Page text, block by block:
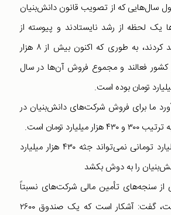
سال‌هایی که از تصویب قانون دانش‌بنیان
یک لحظه از رشد نایستادند و پیوسته از
نظر کمی و کیفی رشد کردند، به طوری که اکنون بیش از ۸ هزار
فعالند و مجموع فروش آن‌ها در سال
ما برای فروش شرکت‌های دانش‌بنیان در
یک صندوق ۲۶۰۰ میلیارد تومانی نمی‌تواند جثه ۴۳۰ هزار میلیارد
را به دوش بکشد
از سنجه‌های تأمین مالی شرکت‌های نسبتاً
بالغ، فروش آن‌ها است، گفت: آشکار است که یک صندوق ۲۶۰۰